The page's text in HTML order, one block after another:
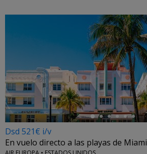
←
Dsd 521€ i/v
En vuelo directo a las playas de Miami